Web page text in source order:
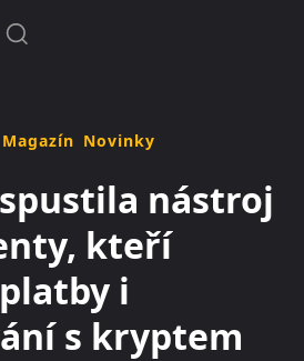
Magazín Novinky
nástroj
kteří
i
s kryptem